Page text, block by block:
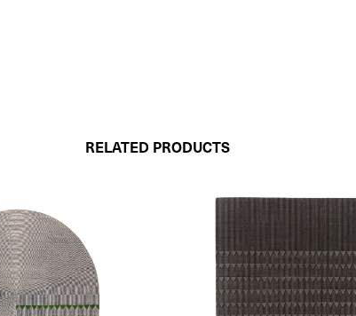
RELATED PRODUCTS